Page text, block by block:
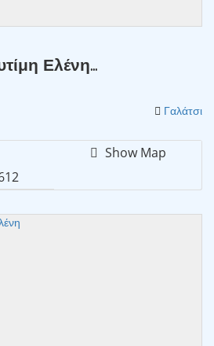
Ελένη...
Γαλάτσι
Show Map